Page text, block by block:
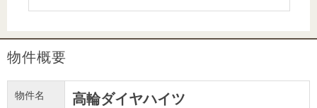
住まいと
暮らしの
税金の本
ック）
購入ガイ
ド
ック）
物件概要
物件名 高輪ダイヤハイツ